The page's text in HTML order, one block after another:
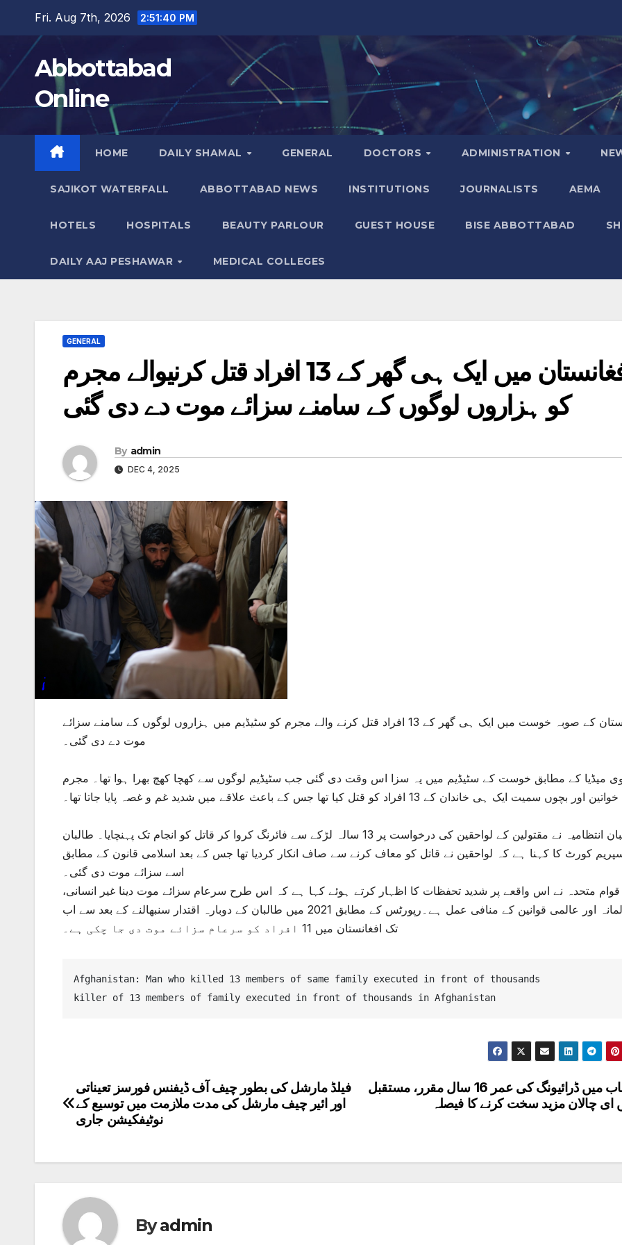
content
Fri. Aug 7th, 2026 2:51:41 PM
Abbottabad
Online
HOME DAILY SHAMAL GENERAL DOCTORS ADMINISTRATION
SAJIKOT WATERFALL ABBOTTABAD NEWS INSTITUTIONS JOURNALISTS AEMA
HOTELS HOSPITALS BEAUTY PARLOUR GUEST HOUSE BISE ABBOTTABAD
DAILY AAJ PESHAWAR MEDICAL COLLEGES
GENERAL
افغانستان میں ایک ہی گھر کے 13 افراد قتل کرنیوالے مجرم
کو ہزاروں لوگوں کے سامنے سزائے موت دے دی گئی
By admin
DEC 4, 2025
افغانستان کے صوبہ خوست میں ایک ہی گھر کے 13 افراد قتل کرنے والے مجرم کو سٹیڈیم میں ہزاروں لوگوں کے سامنے سزائے
موت دے دی گئی۔
میڈیا کے مطابق خوست کے سٹیڈیم میں یہ سزا اس وقت دی گئی جب سٹیڈیم لوگوں سے کھچا کھچ بھرا ہوا تھا۔ مجرم
اور بچوں سمیت ایک ہی خاندان کے 13 افراد کو قتل کیا تھا جس کے باعث علاقے میں شدید غم و غصہ پایا جاتا تھا۔
طالبان انتظامیہ نے مقتولین کے لواحقین کی درخواست پر 13 سالہ لڑکے سے فائرنگ کروا کر قاتل کو انجام تک پہنچایا۔ طالبان
کورٹ کا کہنا ہے کہ لواحقین نے قاتل کو معاف کرنے سے صاف انکار کردیا تھا جس کے بعد اسلامی قانون کے مطابق
اسے سزائے موت دی گئی۔
قوام متحدہ نے اس واقعے پر شدید تحفظات کا اظہار کرتے ہوئے کہا ہے کہ اس طرح سرعام سزائے موت دینا غیر انسانی،
ظالمانہ اور عالمی قوانین کے منافی عمل ہے۔رپورٹس کے مطابق 2021 میں طالبان کے دوبارہ اقتدار سنبھالنے کے بعد سے اب
تک افغانستان میں 11 افراد کو سرعام سزائے موت دی جا چکی ہے۔
Afghanistan: Man who killed 13 members of same family executed in front of thousands
killer of 13 members of family executed in front of thousands in Afghanistan
Post
navigation
پنجاب میں ڈرائیونگ کی عمر 16 سال مقرر، مستقبل
ای چالان مزید سخت کرنے کا فیصلہ
فیلڈ مارشل کی بطور چیف آف ڈیفنس فورسز تعیناتی
اور ائیر چیف مارشل کی مدت ملازمت میں توسیع کے
نوٹیفکیشن جاری
Byadmin